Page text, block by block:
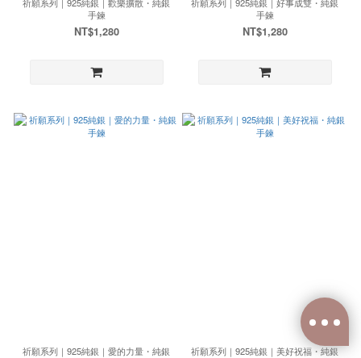
手鍊
NT$1,280
手鍊
NT$1,280
祈願系列｜925純銀｜愛的力量・純銀
祈願系列｜925純銀｜美好祝福・純銀